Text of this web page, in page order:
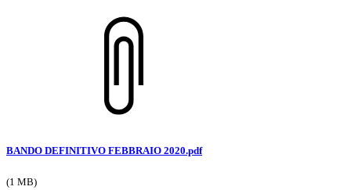
BANDO DEFINITIVO FEBBRAIO 2020.pdf
(1 MB)